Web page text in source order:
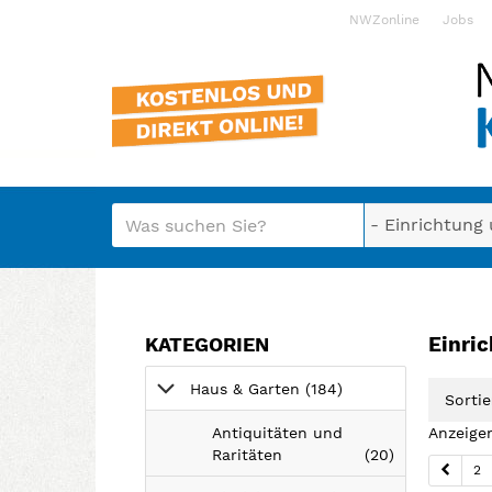
Startseite
NWZonline Jobs
Kategorien &
KATEGORIEN
Haus & Garten (184Anzeigen
)
H
a
u
Antiquitäten und
Raritäten
(20Anzeigen
)
2